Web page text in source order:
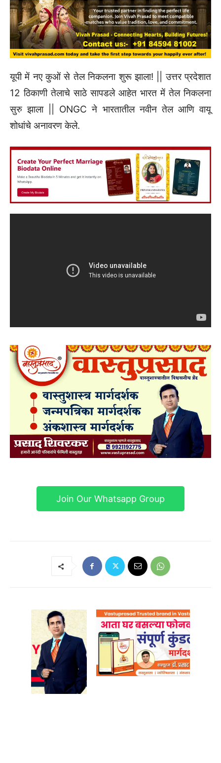
यूपी में नए कुओं से तेल निकलना शुरू झाला! || उत्तर प्रदेशात
12 ठिकाणी तेलाचे साठे सापडले आहेत भारत में तेल निकलना
सुरु झाला || ONGC ने भारतातील नवीन तेल आणि वायू
शोधांचे अनावरण केले.
Join Our Whatsapp Group